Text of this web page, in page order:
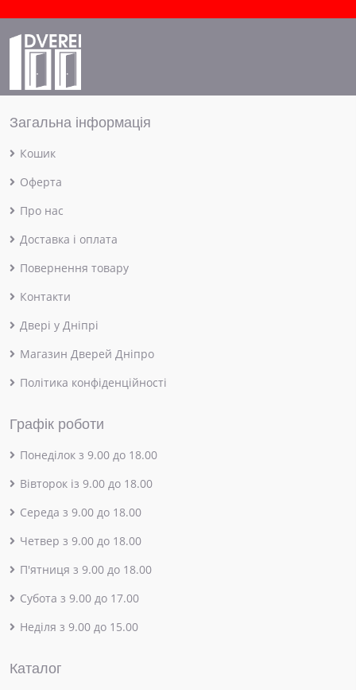
Загальна інформація
Кошик
Оферта
Про нас
Доставка і оплата
Повернення товару
Контакти
Двері у Дніпрі
Магазин Дверей Дніпро
Політика конфіденційності
Графік роботи
Понеділок з 9.00 до 18.00
Вівторок із 9.00 до 18.00
Середа з 9.00 до 18.00
Четвер з 9.00 до 18.00
П'ятниця з 9.00 до 18.00
Субота з 9.00 до 17.00
Неділя з 9.00 до 15.00
Каталог